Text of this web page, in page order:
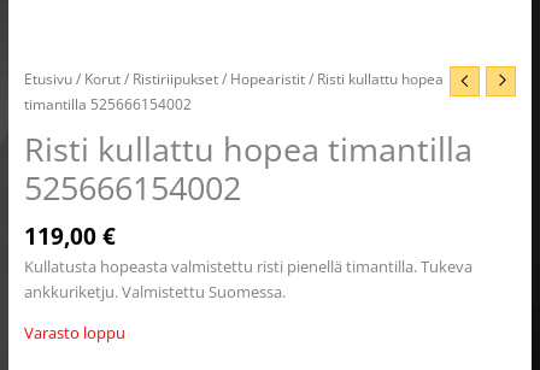
Etusivu/ Korut/ Ristiriipukset/ Hopearistit/ Risti kullattu hopea
timantilla 525666154002
Risti kullattu hopea timantilla
525666154002
119,00€
Kullatusta hopeasta valmistettu risti pienellä timantilla. Tukeva
ankkuriketju. Valmistettu Suomessa.
Varasto loppu